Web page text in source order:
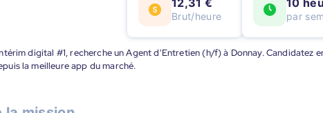
12,31 €
Brut/heure
10
par
digital #1, recherche un Agent d'Entretien (h/f) à Donnay. Candidatez
la meilleure app du marché.